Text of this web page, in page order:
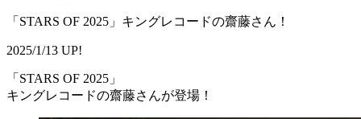
「STARS OF 2025」キングレコードの齋藤さん！
2025/1/13 UP!
「STARS OF 2025」
キングレコードの齋藤さんが登場！